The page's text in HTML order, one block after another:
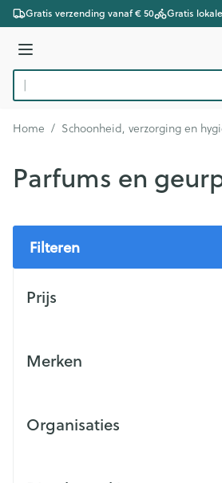
Ga naar de inhoud
Gratis verzending vanaf € 50 Gratis
Menu
Product, merk, categorie...
Home / Schoonheid, verzorging en
Parfums en
Filteren
Prijs
Merken
Organisaties